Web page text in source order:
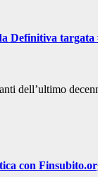
targata
dell’ultimo
con